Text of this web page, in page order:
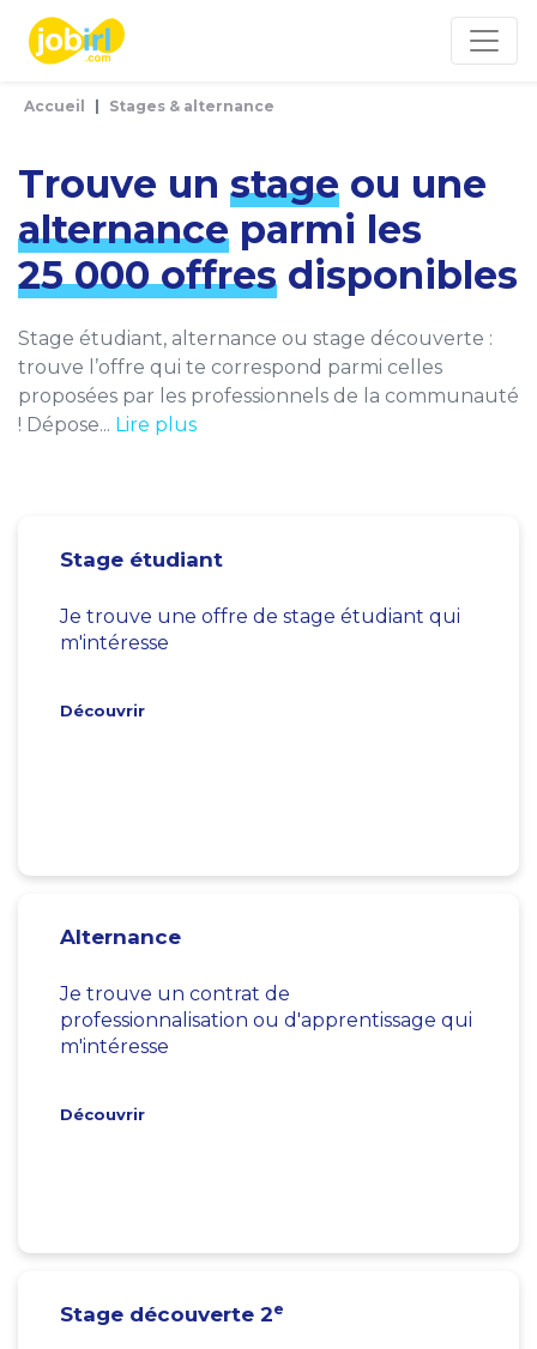
Accueil Stages & alternance
Trouve un stage ou une
alternance parmi les
25 000 offres disponibles
Stage étudiant, alternance ou stage découverte :
trouve l’offre qui te correspond parmi celles
proposées par les professionnels de la communauté
! Dépose... Lire plus
Stage étudiant
Je trouve une offre de stage étudiant qui
m'intéresse
Découvrir
Alternance
Je trouve un contrat de
professionnalisation ou d'apprentissage qui
m'intéresse
Découvrir
Stage découverte 2e
Panneau de gestion des cookies